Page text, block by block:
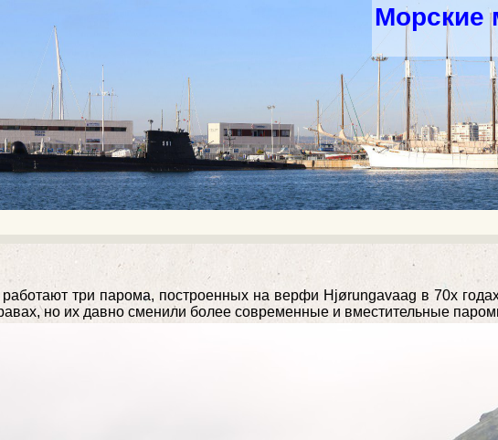
Морские
работают три парома, построенных на верфи Hjørungavaag в 70х
но их давно сменили более современные и вместительные